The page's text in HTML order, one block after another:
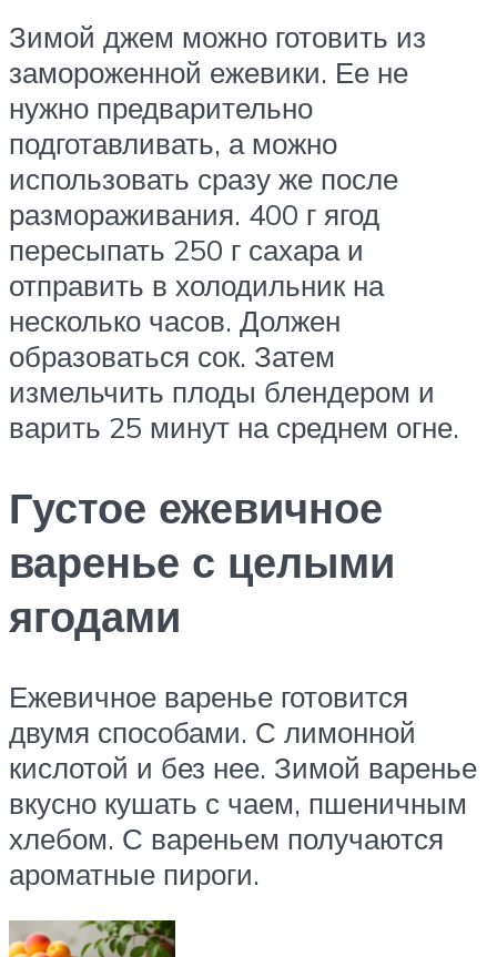
Зимой джем можно готовить из
замороженной ежевики. Ее не
нужно предварительно
подготавливать, а можно
использовать сразу же после
размораживания. 400 г ягод
пересыпать 250 г сахара и
отправить в холодильник на
несколько часов. Должен
образоваться сок. Затем
измельчить плоды блендером и
варить 25 минут на среднем огне.
Густое ежевичное
варенье с целыми
ягодами
Ежевичное варенье готовится
двумя способами. С лимонной
кислотой и без нее. Зимой варенье
вкусно кушать с чаем, пшеничным
хлебом. С вареньем получаются
ароматные пироги.